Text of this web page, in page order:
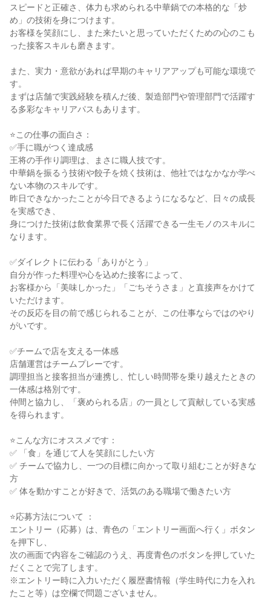
スピードと正確さ、体力も求められる中華鍋での本格的な「炒
め」の技術を身につけます。
お客様を笑顔にし、また来たいと思っていただくための心のこも
った接客スキルも磨きます。
また、実力・意欲があれば早期のキャリアアップも可能な環境で
す。
まずは店舗で実践経験を積んだ後、製造部門や管理部門で活躍す
る多彩なキャリアパスもあります。
⭐この仕事の面白さ：
✅手に職がつく達成感
王将の手作り調理は、まさに職人技です。
中華鍋を振るう技術や餃子を焼く技術は、他社ではなかなか学べ
ない本物のスキルです。
昨日できなかったことが今日できるようになるなど、日々の成長
を実感でき、
身につけた技術は飲食業界で長く活躍できる一生モノのスキルに
なります。
✅ダイレクトに伝わる「ありがとう」
自分が作った料理や心を込めた接客によって、
お客様から「美味しかった」「ごちそうさま」と直接声をかけて
いただけます。
その反応を目の前で感じられることが、この仕事ならではのやり
がいです。
✅チームで店を支える一体感
店舗運営はチームプレーです。
調理担当と接客担当が連携し、忙しい時間帯を乗り越えたときの
一体感は格別です。
仲間と協力し、「褒められる店」の一員として貢献している実感
を得られます。
⭐こんな方にオススメです：
✅ 「食」を通じて人を笑顔にしたい方
✅ チームで協力し、一つの目標に向かって取り組むことが好きな
方
✅ 体を動かすことが好きで、活気のある職場で働きたい方
⭐応募方法について ：
エントリー（応募）は、青色の「エントリー画面へ行く」ボタン
を押下し、
次の画面で内容をご確認のうえ、再度青色のボタンを押していた
だくことで完了します。
※エントリー時に入力いただく履歴書情報（学生時代に力を入れ
たこと等）は空欄で問題ございません。